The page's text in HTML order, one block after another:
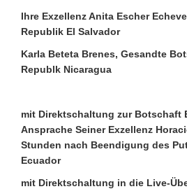
Ihre Exzellenz Anita Escher
Republik El Salvador
Karla Beteta Brenes, Gesandte
Republk Nicaragua
mit Direktschaltung zur Botschaft
Ansprache Seiner Exzellenz
Stunden nach Beendigung des
Ecuador
mit Direktschaltung in die Live-